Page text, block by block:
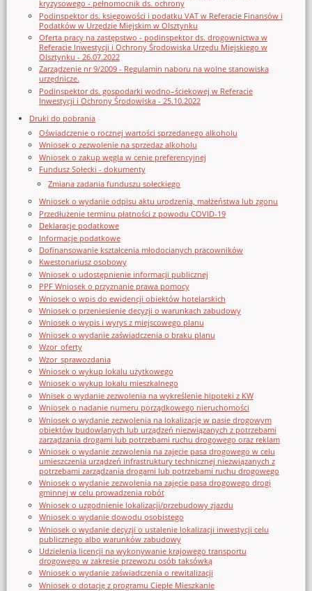
kryzysowego - pełnomocnik ds. ochrony
Podinspektor ds. księgowości i podatku VAT w Referacie Finansów i
Podatków w Urzędzie Miejskim w Olsztynku
Oferta pracy na zastępstwo - podinspektor ds. drogownictwa w
Referacie Inwestycji i Ochrony Środowiska Urzędu Miejskiego w
Olsztynku - 26.07.2022
Zarządzenie nr 9/2009 - Regulamin naboru na wolne stanowiska
urzędnicze.
Podinspektor ds. gospodarki wodno–ściekowej w Referacie
Inwestycji i Ochrony Środowiska - 25.10.2022
Druki do pobrania
Oświadczenie o rocznej wartości sprzedanego alkoholu
Wniosek o zezwolenie na sprzedaz alkoholu
Wniosek o zakup węgla w cenie preferencyjnej
Fundusz Sołecki - dokumenty
Zmiana zadania funduszu sołeckiego
Wniosek o wydanie odpisu aktu urodzenia, małżeństwa lub zgonu
Przedłużenie terminu płatności z powodu COVID-19
Deklaracje podatkowe
Informacje podatkowe
Dofinansowanie kształcenia młodocianych pracowników
Kwestonariusz osobowy
Wniosek o udostępnienie informacji publicznej
PPF Wniosek o przyznanie prawa pomocy
Wniosek o wpis do ewidencji obiektów hotelarskich
Wniosek o przeniesienie decyzji o warunkach zabudowy
Wniosek o wypis i wyrys z miejscowego planu
Wniosek o wydanie zaświadczenia o braku planu
Wzor_oferty
Wzor_sprawozdania
Wniosek o wykup lokalu użytkowego
Wniosek o wykup lokalu mieszkalnego
Wnisek o wydanie zezwolenia na wykreślenie hipoteki z KW
Wniosek o nadanie numeru porządkowego nieruchomości
Wniosek o wydanie zezwolenia na lokalizację w pasie drogowym
obiektów budowlanych lub urządzeń niezwiązanych z potrzebami
zarządzania drogami lub potrzebami ruchu drogowego oraz reklam
Wniosek o wydanie zezwolenia na zajęcie pasa drogowego w celu
umieszczenia urządzeń infrastruktury technicznej niezwiązanych z
potrzebami zarządzania drogami lub potrzebami ruchu drogowego
Wniosek o wydanie zezwolenia na zajęcie pasa drogowego drogi
gminnej w celu prowadzenia robót
Wniosek o uzgodnienie lokalizacji/przebudowy zjazdu
Wniosek o wydanie dowodu osobistego
Wniosek o wydanie decyzji o ustalenie lokalizacji inwestycji celu
publicznego albo warunków zabudowy
Udzielenia licencji na wykonywanie krajowego transportu
drogowego w zakresie przewozu osób taksówką
Wniosek o wydanie zaświadczenia o rewitalizacji
Wniosek o dotację z programu Ciepłe Mieszkanie